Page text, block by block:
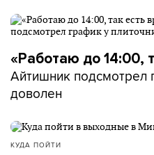
«Работаю до 14:00,
Айтишник подсмотрел
доволен
КУДА ПОЙТИ